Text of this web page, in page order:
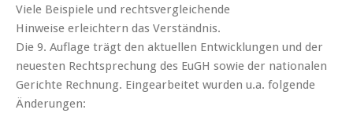
Viele Beispiele und rechtsvergleichende
Hinweise erleichtern das Verständnis.
Die 9. Auflage trägt den aktuellen Entwicklungen und der
neuesten Rechtsprechung des EuGH sowie der nationalen
Gerichte Rechnung. Eingearbeitet wurden u.a. folgende
Änderungen: